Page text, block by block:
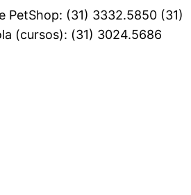
PetShop: (31) 3332.5850 (31)
(cursos): (31) 3024.5686